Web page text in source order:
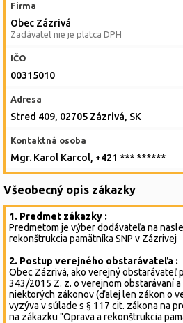
Firma
Obec Zázrivá
Zadávateľ nie je platca DPH
IČO
00315010
Adresa
Stred 409, 02705 Zázrivá, SK
Kontaktná osoba
Mgr. Karol Karcol, +421 *** ******
Všeobecný opis zákazky
1. Predmet zákazky :
Predmetom je výber dodávateľa na
rekonštrukcia pamätníka SNP v Zázrivej
2. Postup verejného obstarávateľa :
Obec Zázrivá, ako verejný obstarávateľ
343/2015 Z. z. o verejnom obstarávaní
niektorých zákonov (ďalej len zákon o
vyzýva v súlade s § 117 cit. zákona na
na zákazku "Oprava a rekonštrukcia